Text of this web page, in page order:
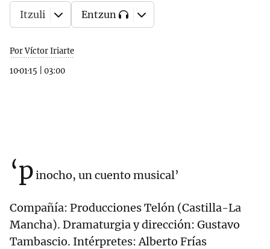
Por Víctor Iriarte
10·01·15
03:00
Itzuli Entzun
‘pinocho, un cuento musical’
Compañía: Producciones Telón (Castilla-La
Mancha). Dramaturgia y dirección: Gustavo
Tambascio. Intérpretes: Alberto Frías